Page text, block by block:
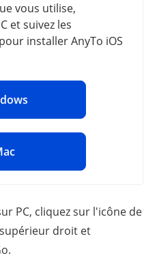
vous utilise,
et suivez les
installer AnyTo iOS
PC, cliquez sur l'icône de
droit et